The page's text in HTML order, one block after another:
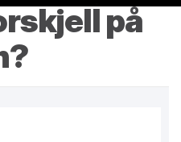
på